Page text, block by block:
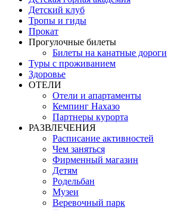
Детский клуб
Тропы и гиды
Прокат
Прогулочные билеты
Билеты на канатные дороги
Туры с проживанием
Здоровье
ОТЕЛИ
Отели и апартаменты
Кемпинг Нахазо
Партнеры курорта
РАЗВЛЕЧЕНИЯ
Расписание активностей
Чем заняться
Фирменный магазин
Детям
Родельбан
Музеи
Веревочный парк